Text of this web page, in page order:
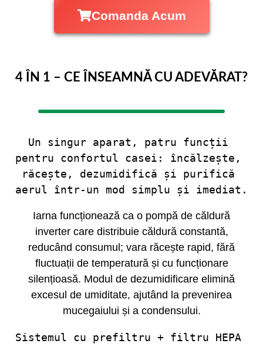
Comanda Acum
4 ÎN 1 – CE ÎNSEAMNĂ CU ADEVĂRAT?
Un singur aparat, patru funcții
pentru confortul casei: încălzește,
răcește, dezumidifică și purifică
aerul într-un mod simplu și imediat.
Iarna funcționează ca o pompă de căldură
inverter care distribuie căldură constantă,
reducând consumul; vara răcește rapid, fără
fluctuații de temperatură și cu funcționare
silențioasă. Modul de dezumidificare elimină
excesul de umiditate, ajutând la prevenirea
mucegaiului și a condensului.
Sistemul cu prefiltru + filtru HEPA